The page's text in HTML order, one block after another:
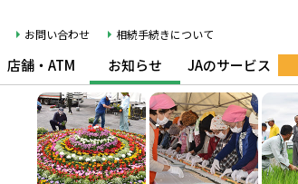
お問い合わせ 相続手続きについて
店舗・ATM お知らせ JAのサービス